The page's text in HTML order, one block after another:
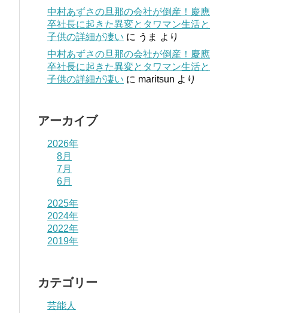
中村あずさの旦那の会社が倒産！慶應
卒社長に起きた異変とタワマン生活と
子供の詳細が凄い に うま より
中村あずさの旦那の会社が倒産！慶應
卒社長に起きた異変とタワマン生活と
子供の詳細が凄い に maritsun より
アーカイブ
2026年
8月
7月
6月
2025年
2024年
2022年
2019年
カテゴリー
芸能人